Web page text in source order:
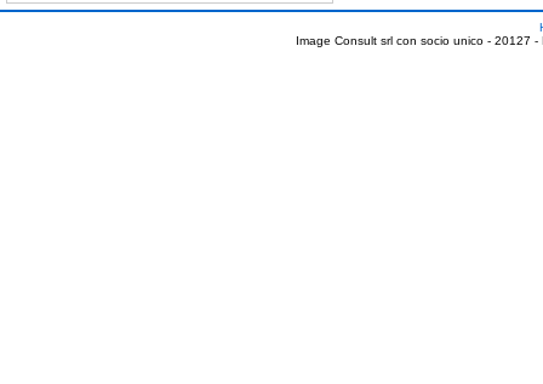
Image Consult srl con socio unico - 20127